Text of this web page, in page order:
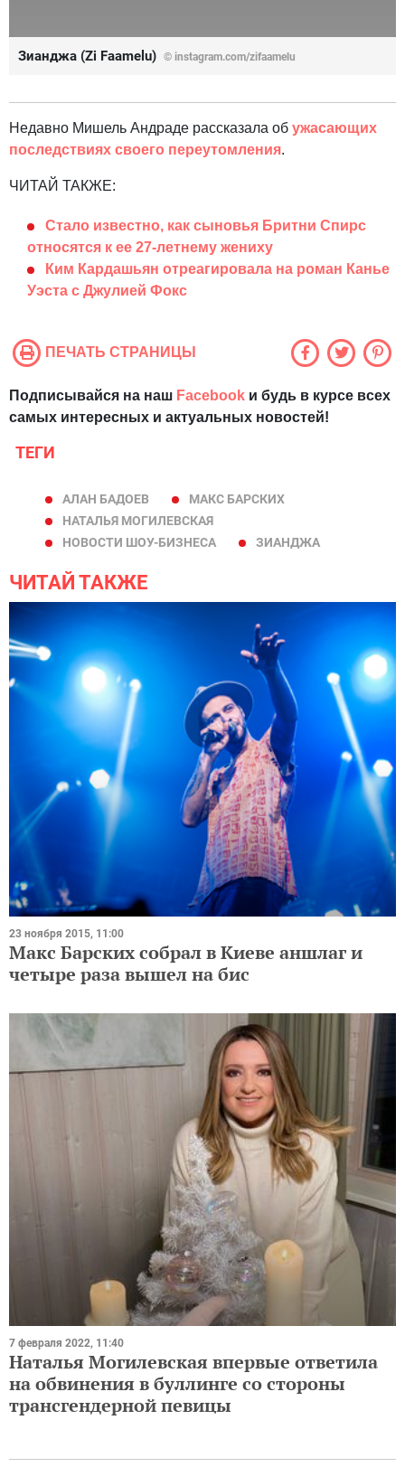
Зианджа (Zi Faamelu) © instagram.com/zifaamelu
Недавно Мишель Андраде рассказала об ужасающих
последствиях своего переутомления.
ЧИТАЙ ТАКЖЕ:
Стало известно, как сыновья Бритни Спирс
относятся к ее 27-летнему жениху
Ким Кардашьян отреагировала на роман Канье
Уэста с Джулией Фокс
ПЕЧАТЬ СТРАНИЦЫ
Подписывайся на наш Facebook и будь в курсе всех
самых интересных и актуальных новостей!
ТЕГИ
АЛАН БАДОЕВ
МАКС БАРСКИХ
НАТАЛЬЯ МОГИЛЕВСКАЯ
НОВОСТИ ШОУ-БИЗНЕСА
ЗИАНДЖА
ЧИТАЙ ТАКЖЕ
23 ноября 2015, 11:00
Макс Барских собрал в Киеве аншлаг и
четыре раза вышел на бис
7 февраля 2022, 11:40
Наталья Могилевская впервые ответила
на обвинения в буллинге со стороны
трансгендерной певицы